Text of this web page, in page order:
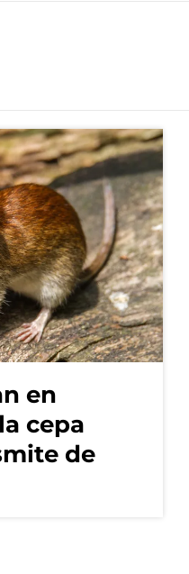
en
cepa
de